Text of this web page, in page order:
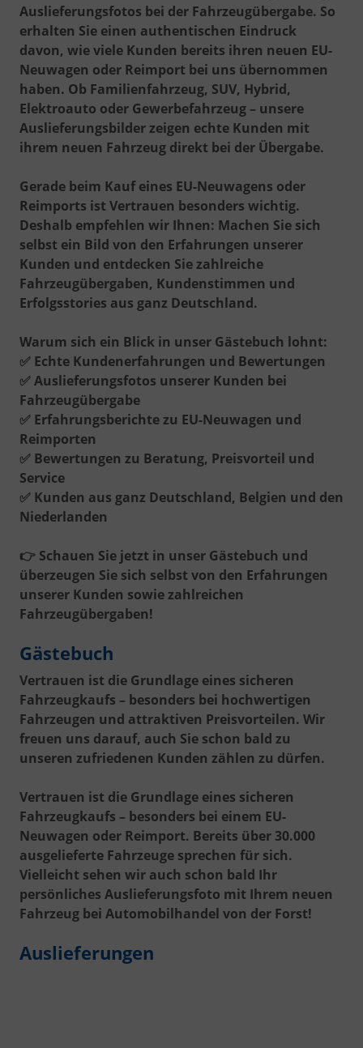
Auslieferungsfotos bei der Fahrzeugübergabe. So
erhalten Sie einen authentischen Eindruck
davon, wie viele Kunden bereits ihren neuen EU-
Neuwagen oder Reimport bei uns übernommen
haben. Ob Familienfahrzeug, SUV, Hybrid,
Elektroauto oder Gewerbefahrzeug – unsere
Auslieferungsbilder zeigen echte Kunden mit
ihrem neuen Fahrzeug direkt bei der Übergabe.
Gerade beim Kauf eines EU-Neuwagens oder
Reimports ist Vertrauen besonders wichtig.
Deshalb empfehlen wir Ihnen: Machen Sie sich
selbst ein Bild von den Erfahrungen unserer
Kunden und entdecken Sie zahlreiche
Fahrzeugübergaben, Kundenstimmen und
Erfolgsstories aus ganz Deutschland.
Warum sich ein Blick in unser Gästebuch lohnt:
✅ Echte Kundenerfahrungen und Bewertungen
✅Auslieferungsfotos unserer Kunden bei
Fahrzeugübergabe
✅ Erfahrungsberichte zu EU-Neuwagen und
Reimporten
✅ Bewertungen zu Beratung, Preisvorteil und
Service
✅ Kunden aus ganz Deutschland, Belgien und den
Niederlanden
👉 Schauen Sie jetzt in unser Gästebuch und
überzeugen Sie sich selbst von den Erfahrungen
unserer Kunden sowie zahlreichen
Fahrzeugübergaben!
Gästebuch
Vertrauen ist die Grundlage eines sicheren
Fahrzeugkaufs – besonders bei hochwertigen
Fahrzeugen und attraktiven Preisvorteilen. Wir
freuen uns darauf, auch Sie schon bald zu
unseren zufriedenen Kunden zählen zu dürfen.
Vertrauen ist die Grundlage eines sicheren
Fahrzeugkaufs – besonders bei einem EU-
Neuwagen oder Reimport. Bereits über 30.000
ausgelieferte Fahrzeuge sprechen für sich.
Vielleicht sehen wir auch schon bald Ihr
persönliches Auslieferungsfoto mit Ihrem neuen
Fahrzeug bei Automobilhandel von der Forst!
Auslieferungen